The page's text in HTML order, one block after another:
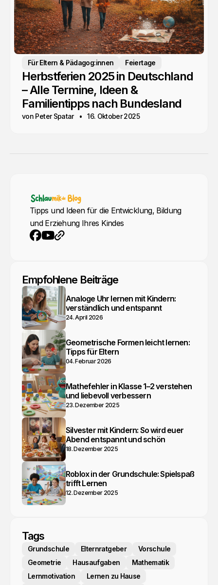
Für Eltern & Pädagog:innen Feiertage
Herbstferien 2025 in Deutschland
– Alle Termine, Ideen &
Familientipps nach Bundesland
von Peter Spatar 16. Oktober 2025
Tipps und Ideen für die Entwicklung, Bildung
und Erziehung Ihres Kindes
Empfohlene Beiträge
Analoge Uhr lernen mit Kindern:
verständlich und entspannt
24. April 2026
Geometrische Formen leicht lernen:
Tipps für Eltern
04. Februar 2026
Mathefehler in Klasse 1–2 verstehen
und liebevoll verbessern
23. Dezember 2025
Silvester mit Kindern: So wird euer
Abend entspannt und schön
18. Dezember 2025
Roblox in der Grundschule: Spielspaß
trifft Lernen
12. Dezember 2025
Tags
Grundschule Elternratgeber
Vorschule
Geometrie
Hausaufgaben
Mathematik
Lernmotivation
Lernen zu Hause